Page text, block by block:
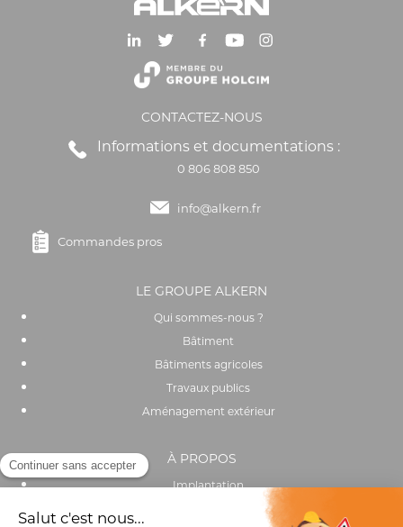
CONTACTEZ-NOUS
Informations et documentations :
0 806 808 850
info@alkern.fr
Commandes pros
LE GROUPE ALKERN
Qui sommes-nous ?
Bâtiment
Bâtiments agricoles
Travaux publics
Aménagement extérieur
À PROPOS
Implantation